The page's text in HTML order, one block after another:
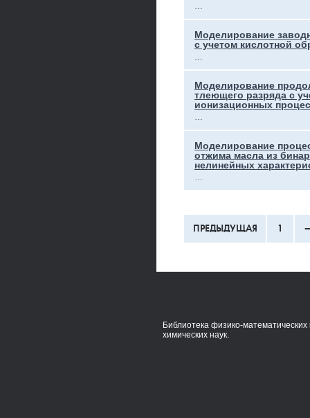
…
Моделирование
с учетом кислотной
…
Моделирование
тлеющего разряда с
ионизационных
…
Моделирование
отжима масла из
нелинейных
…
ПРЕДЫДУЩАЯ 1
Библиотека физико-математических
химических наук.